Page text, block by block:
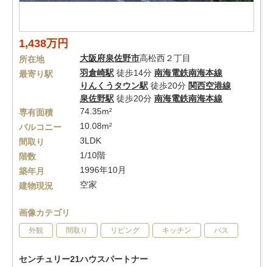
1,438万円
所在地 大阪府泉佐野市高松西２丁目
最寄り駅
羽倉崎駅 徒歩14分 南海電鉄南海本線
りんくうタウン駅 徒歩20分 関西空港線
泉佐野駅 徒歩20分 南海電鉄南海本線
専有面積
74.35m²
バルコニー
10.08m²
間取り
3LDK
階数
1/10階
築年月
1996年10月
建物現況
空家
画像カテゴリ
外観 間取り リビング キッチン バス
センチュリー21ハウスパートナー